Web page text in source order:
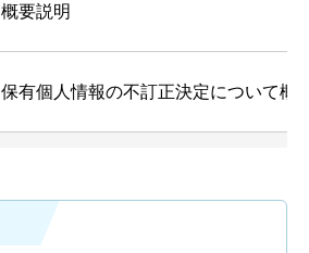
概要説明
保有個人情報の不訂正決定について概